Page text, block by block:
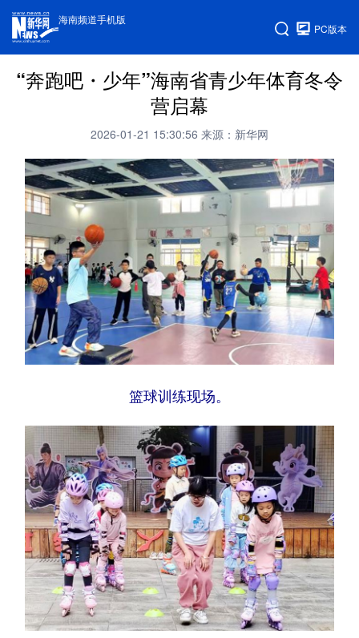
海南频道手机版
PC版本
“奔跑吧・少年”海南省青少年体育冬令
营启幕
2026-01-21 15:30:56 来源：新华网
篮球训练现场。